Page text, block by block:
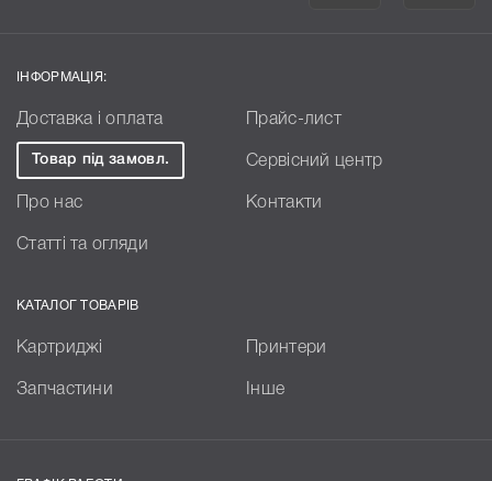
ІНФОРМАЦІЯ:
Доставка і оплата Прайс-лист
Товар під замовл. Сервісний центр
Про нас Контакти
Статті та огляди
КАТАЛОГ ТОВАРІВ
Картриджі Принтери
Запчастини Інше